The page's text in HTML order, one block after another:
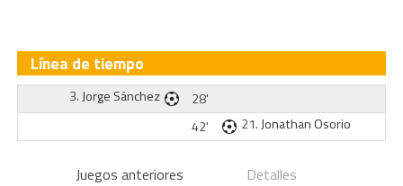
Línea de tiempo
3.Jorge Sánchez
28'
42'
21.Jonathan Osorio
Juegos anteriores
Detalles